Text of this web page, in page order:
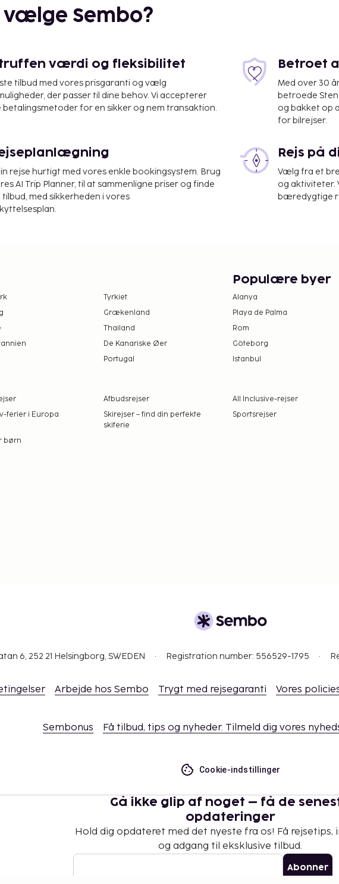
- 4,8 km
Museum - 5,5 km
km
Florida Regional) - 16,6 km
Beach Intl.) - 90 km
(JAX) - 96,2 km
- 185,8 km
har du mulighed for at nyde et
vælge Sembo?
værdi og fleksibilitet
tilbud med vores prisgaranti og vælg
der passer til dine behov. Vi accepterer
betalingsmetoder for en sikker og nem transaktion.
Betroet
Med over 30
betroede
og bakket op
for bilrejser.
rejse hurtigt med vores enkle bookingsystem. Brug
AI Trip Planner, til at sammenligne priser og finde
tilbud, med sikkerheden i vores
Rejs på
Vælg fra et
og aktiviteter.
bæredygtige
Tyrkiet
Grækenland
Thailand
De Kanariske Øer
Portugal
Populære byer
Alanya
Playa de Palma
Rom
Göteborg
Istanbul
Afbudsrejser All Inclusive-rejser
ferier i Europa
Skirejser – find din perfekte
skiferie
Sportsrejser
børn
6, 252 21 Helsingborg, SWEDEN Registration number: 556529-1795
Arbejde hos Sembo Trygt med rejsegaranti Vores
Sembonus Få tilbud, tips og nyheder. Tilmeld dig vores
Cookie-indstillinger
Gå ikke glip af noget – få de
opdateringer
Hold dig opdateret med det nyeste fra os! Få rejsetips,
og adgang til eksklusive tilbud.
Abonner